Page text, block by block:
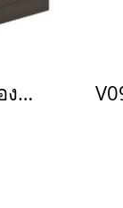
VP0006P4 ตู้เก็บของใต้อ่างแบบแขวนผนัง สำหรับ C005907 C0156 C01561